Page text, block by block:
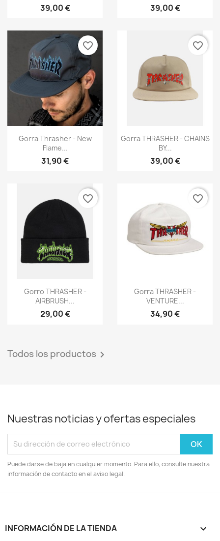
39,00 € 39,00 €
Vista rápida
Gorra Thrasher - New
Flame...
31,90 €
favorite_border
Vista rápida
Gorra THRASHER - CHAINS
BY...
39,00 €
favorite_border
Vista rápida
Gorro THRASHER -
AIRBRUSH...
29,00 €
favorite_border
Vista rápida
Gorra THRASHER -
VENTURE...
34,90 €
favorite_border
Todos los productos 
Nuestras noticias y ofertas especiales
Puede darse de baja en cualquier momento. Para ello, consulte nuestra
información de contacto en el aviso legal.
INFORMACIÓN DE LA TIENDA keyboard_arrow_down